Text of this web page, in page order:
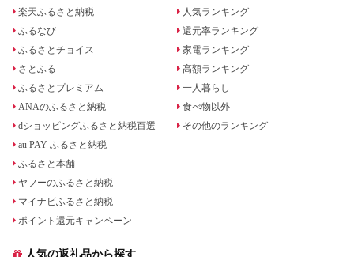
楽天ふるさと納税
ふるなび
ふるさとチョイス
さとふる
ふるさとプレミアム
ANAのふるさと納税
dショッピングふるさと納税百選
au PAY ふるさと納税
ふるさと本舗
ヤフーのふるさと納税
マイナビふるさと納税
ポイント還元キャンペーン
人気ランキング
還元率ランキング
家電ランキング
高額ランキング
一人暮らし
食べ物以外
その他のランキング
人気の返礼品から探す